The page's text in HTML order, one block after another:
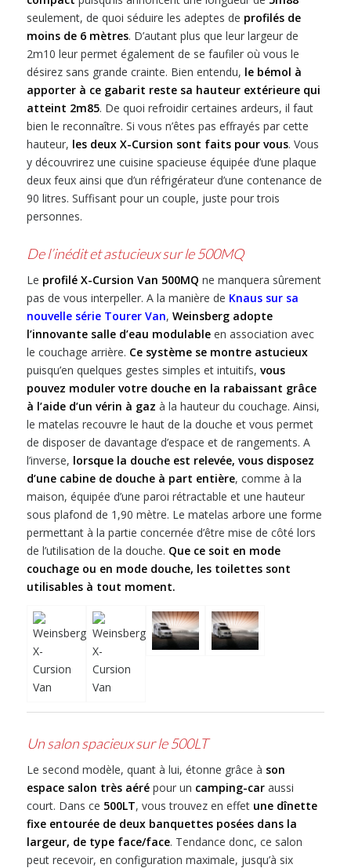
seulement, de quoi séduire les adeptes de profilés de
moins de 6 mètres. D’autant plus que leur largeur de
2m10 leur permet également de se faufiler où vous le
désirez sans grande crainte. Bien entendu, le bémol à
apporter à ce gabarit reste sa hauteur extérieure qui
atteint 2m85. De quoi refroidir certaines ardeurs, il faut
bien le reconnaître. Si vous n’êtes pas effrayés par cette
hauteur, les deux X-Cursion sont faits pour vous. Vous
y découvrirez une cuisine spacieuse équipée d’une plaque
deux feux ainsi que d’un réfrigérateur d’une contenance de
90 litres. Suffisant pour un couple, juste pour trois
personnes.
De l’inédit et astucieux sur le 500MQ
Le profilé X-Cursion Van 500MQ ne manquera sûrement
pas de vous interpeller. A la manière de Knaus sur sa
nouvelle série Tourer Van, Weinsberg adopte
l’innovante salle d’eau modulableen association avec
le couchage arrière. Ce système se montre astucieux
puisqu’en quelques gestes simples et intuitifs, vous
pouvez moduler votre douche en la rabaissant grâce
à l’aide d’un vérin à gaz à la hauteur du couchage. Ainsi,
le matelas recouvre le haut de la douche et vous permet
de disposer de davantage d’espace et de rangements. A
l’inverse, lorsque la douche est relevée, vous disposez
d’une cabine de douche à part entière, comme à la
maison, équipée d’une paroi rétractable et une hauteur
sous plafond de 1,90 mètre. Le matelas arbore une forme
permettant à la partie concernée d’être mise de côté lors
de l’utilisation de la douche. Que ce soit en mode
couchage ou en mode douche, les toilettes sont
utilisables à tout moment.
Un salon spacieux sur le 500LT
Le second modèle, quant à lui, étonne grâce à son
espace salon très aérépour un camping-caraussi
court. Dans ce 500LT, vous trouvez en effet une dînette
fixe entourée de deux banquettes posées dans la
largeur, de type face/face. Tendance donc, ce salon
peut recevoir, en configuration maximale, jusqu’à six